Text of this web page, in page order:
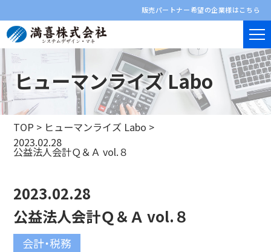
販売パートナー希望の企業様はこちら
ヒューマンライズ Labo
TOP > ヒューマンライズ Labo >
2023.02.28
公益法人会計Ｑ＆Ａ vol.８
2023.02.28
公益法人会計Ｑ＆Ａ vol.８
会計・税務